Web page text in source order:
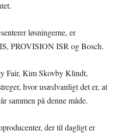
løsningerne, er
PROVISION ISR og Bosch.
Fair, Kim Skovby Klindt,
hvor usædvanligt det er, at
sammen på denne måde.
der til dagligt er